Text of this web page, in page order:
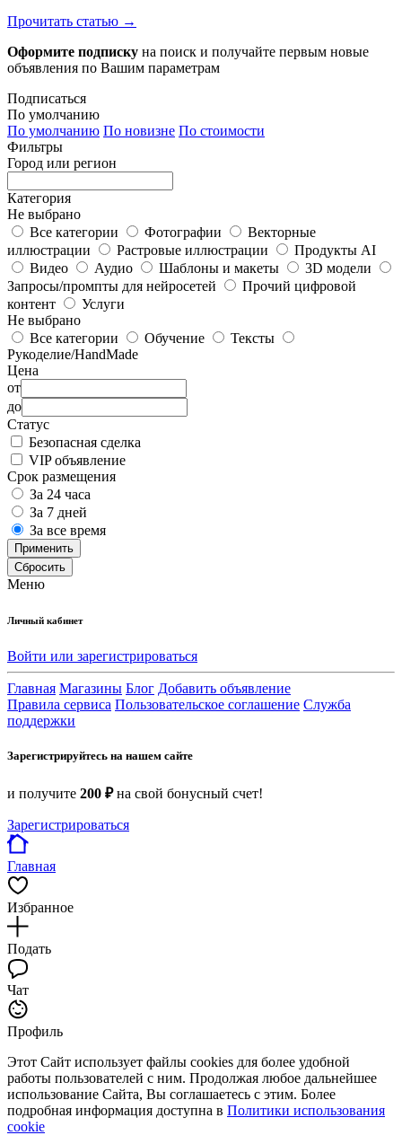
Прочитать статью →
Оформите подписку на поиск и получайте первым новые
объявления по Вашим параметрам
Подписаться
По умолчанию
По умолчанию По новизне По стоимости
Фильтры
Город или регион
Категория
Не выбрано
Все категории
Фотографии
Векторные
иллюстрации
Растровые иллюстрации
Продукты AI
Видео
Аудио Шаблоны и макеты
3D модели
Запросы/промпты для нейросетей
Прочий цифровой
контент
Услуги
Не выбрано
Все категории
Обучение
Тексты
Рукоделие/HandMade
Цена
от
до
Статус
Безопасная сделка
VIP объявление
Срок размещения
За 24 часа
За 7 дней
За все время
Применить
Сбросить
Меню
Личный кабинет
Войти или зарегистрироваться
Главная Магазины Блог Добавить объявление
Правила сервиса Пользовательское соглашение Служба
поддержки
Зарегистрируйтесь на нашем сайте
и получите 200 ₽на свой бонусный счет!
Зарегистрироваться
Главная
Избранное
Подать
Чат
Профиль
Этот Сайт использует файлы cookies для более удобной
работы пользователей с ним. Продолжая любое дальнейшее
использование Сайта, Вы соглашаетесь с этим. Более
подробная информация доступна в Политики использования
cookie